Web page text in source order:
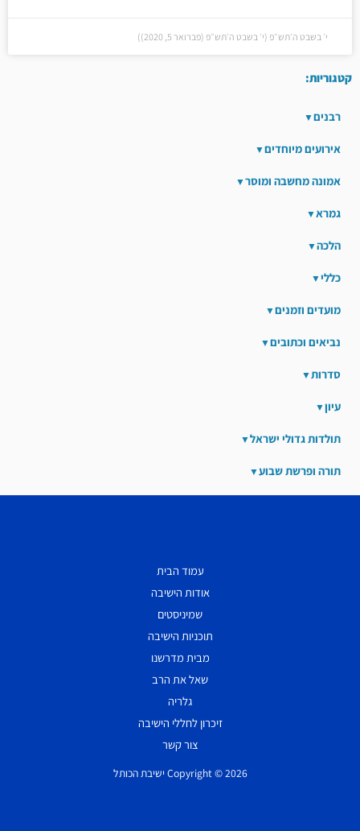
י׳ בשבט ה׳תש״פ (י׳ בשבט ה׳תש״פ (פברואר 5, 2020))
קטגוריות:
רבנים
אירועים מיוחדים
אמונה מחשבה ומוסר
גמרא
הלכה
כללי
מועדים וזמנים
נביאים וכתובים
סדרות
עיון
תולדות גדולי ישראל
תורה ופרשת שבוע
עמוד הבית
אודות הישיבה
שמיניסטים
תוכניות הישיבה
מבית מדרשנו
שאל את הרב
גלריה
זיכרון לחללי הישיבה
צור קשר
Copyright © 2026 ישיבת הכותל